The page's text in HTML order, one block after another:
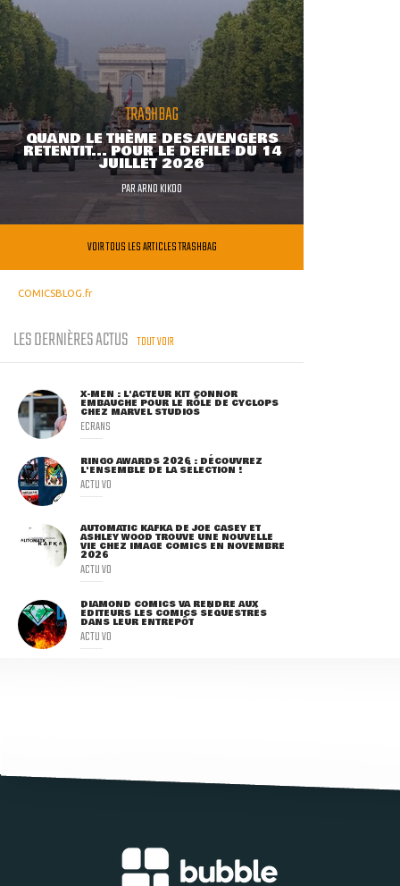
TRASHBAG
QUAND LE THÈME DES AVENGERS
RETENTIT... POUR LE DÉFILÉ DU 14
JUILLET 2026
PARARNO KIKOO
VOIR TOUS LES ARTICLES TRASHBAG
COMICSBLOG.fr
LES DERNIÈRES ACTUS TOUT VOIR
X-MEN : L'ACTEUR KIT CONNOR
EMBAUCHÉ POUR LE RÔLE DE CYCLOPS
CHEZ MARVEL STUDIOS
ECRANS
RINGO AWARDS 2026 : DÉCOUVREZ
L'ENSEMBLE DE LA SÉLECTION !
ACTU VO
AUTOMATIC KAFKA DE JOE CASEY ET
ASHLEY WOOD TROUVE UNE NOUVELLE
VIE CHEZ IMAGE COMICS EN NOVEMBRE
2026
ACTU VO
DIAMOND COMICS VA RENDRE AUX
ÉDITEURS LES COMICS SÉQUESTRÉS
DANS LEUR ENTREPÔT
ACTU VO